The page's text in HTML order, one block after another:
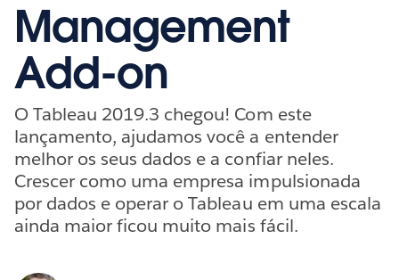
Management
Add-on
O Tableau 2019.3 chegou! Com este
lançamento, ajudamos você a entender
melhor os seus dados e a confiar neles.
Crescer como uma empresa impulsionada
por dados e operar o Tableau em uma escala
ainda maior ficou muito mais fácil.